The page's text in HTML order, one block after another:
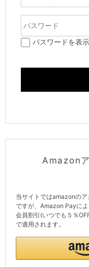
パスワードを表
Amazon